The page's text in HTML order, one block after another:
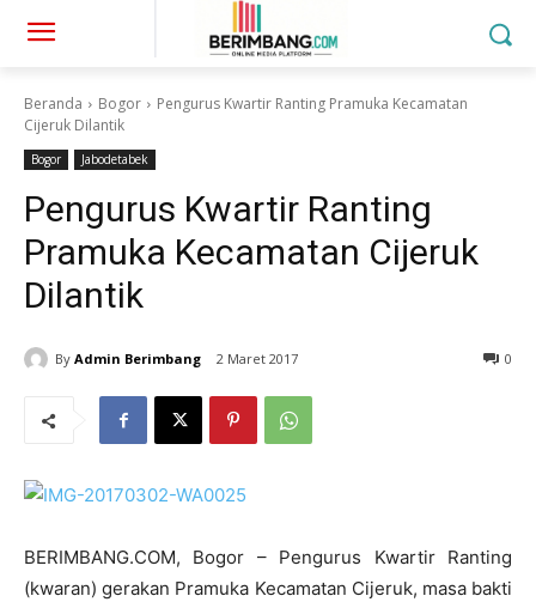
Beranda Bogor
Pengurus Kwartir Ranting Pramuka Kecamatan
Cijeruk Dilantik
Bogor Jabodetabek
Pengurus Kwartir Ranting
Pramuka Kecamatan Cijeruk
Dilantik
By Admin Berimbang 2 Maret 2017 0
BERIMBANG.COM, Bogor – Pengurus Kwartir Ranting
(kwaran) gerakan Pramuka Kecamatan Cijeruk, masa bakti